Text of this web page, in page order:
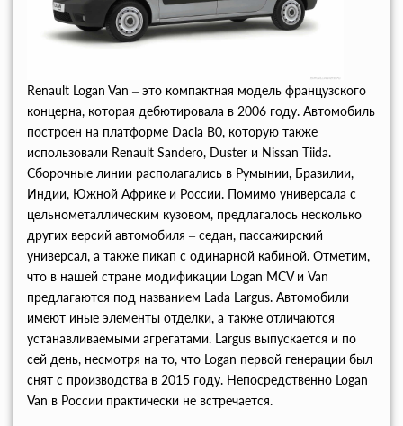
Renault Logan Van – это компактная модель французского
концерна, которая дебютировала в 2006 году. Автомобиль
построен на платформе Dacia B0, которую также
использовали Renault Sandero, Duster и Nissan Tiida.
Сборочные линии располагались в Румынии, Бразилии,
Индии, Южной Африке и России. Помимо универсала с
цельнометаллическим кузовом, предлагалось несколько
других версий автомобиля – седан, пассажирский
универсал, а также пикап с одинарной кабиной. Отметим,
что в нашей стране модификации Logan MCV и Van
предлагаются под названием Lada Largus. Автомобили
имеют иные элементы отделки, а также отличаются
устанавливаемыми агрегатами. Largus выпускается и по
сей день, несмотря на то, что Logan первой генерации был
снят с производства в 2015 году. Непосредственно Logan
Van в России практически не встречается.